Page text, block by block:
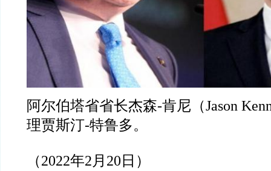
阿尔伯塔省省长杰森-肯尼（Jason
理贾斯汀-特鲁多。
（2022年2 月 20 日）